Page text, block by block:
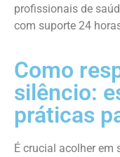
profissionais de
com suporte 24
Como
silêncio:
práticas
É crucial acolher em